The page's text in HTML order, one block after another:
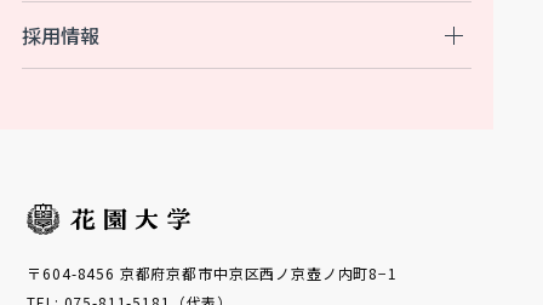
採用情報
〒604-8456 京都府京都市中京区西ノ京壺ノ内町8−1